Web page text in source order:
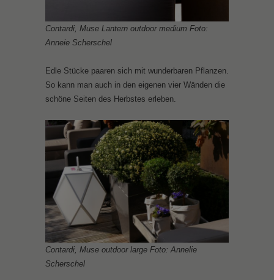
Contardi, Muse Lantern outdoor medium Foto:
Anneie Scherschel
Edle Stücke paaren sich mit wunderbaren Pflanzen.
So kann man auch in den eigenen vier Wänden die
schöne Seiten des Herbstes erleben.
Contardi, Muse outdoor large Foto: Annelie
Scherschel